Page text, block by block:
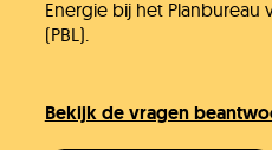
Energie bij het
(PBL).
Bekijk de vragen